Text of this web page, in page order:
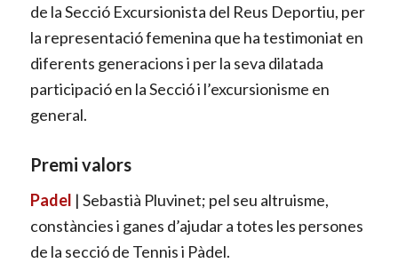
de la Secció Excursionista del Reus Deportiu, per
la representació femenina que ha testimoniat en
diferents generacions i per la seva dilatada
participació en la Secció i l’excursionisme en
general.
Premi valors
Padel | Sebastià Pluvinet; pel seu altruisme,
constàncies i ganes d’ajudar a totes les persones
de la secció de Tennis i Pàdel.